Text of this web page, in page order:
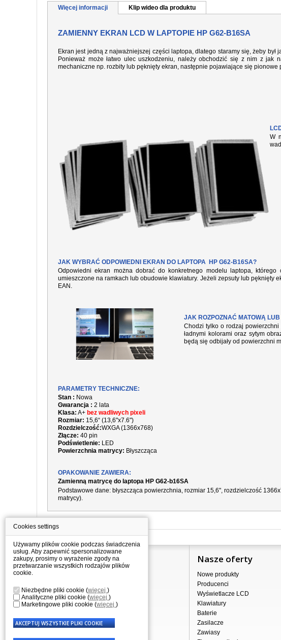
Więcej informacji Klip wideo dla produktu
ZAMIENNY EKRAN LCD W LAPTOPIE HP G62-B16SA
Ekran jest jedną z najważniejszej części laptopa, dlatego staramy się, żeby
Ponieważ może łatwo ulec uszkodzeniu, należy obchodzić się z nim z jak
mechaniczne np. rozbity lub pęknięty ekran, następnie pojawiające się
W
JAK WYBRAĆ ODPOWIEDNI EKRAN DO LAPTOPA HP G62-B16SA?
Odpowiedni ekran można dobrać do konkretnego modelu laptopa,
umieszczone na ramkach lub obudowie klawiatury. Jeżeli zepsuty lub pęknięty
EAN.
JAK ROZPOZNAĆ MATOWĄ
Chodzi tylko o rodzaj powierzchni
ładnymi kolorami oraz sytym
będą się odbijały od powierzchni
PARAMETRY TECHNICZNE:
Stan : Nowa
Gwarancja : 2 lata
Klasa: A+ bez wadliwych pixeli
Rozmiar: 15,6“ (13,6"x7.6")
Rozdzielczość:WXGA (1366x768)
Złącze: 40 pin
Podświetlenie: LED
Powierzchnia matrycy: Błyszcząca
OPAKOWANIE ZAWIERA:
Zamienną matrycę do laptopa HP G62-b16SA
Podstawowe dane: błyszcząca powierzchnia, rozmiar 15,6", rozdzielczość
matrycy).
Informacje
Sprzedaż hurtowa
Nota prawna
Przetwarzanie danych osobowych
Nasze oferty
Nowe produkty
Producenci
Wyświetlacze LCD
Klawiatury
Baterie
Zasilacze
Zawiasy
Cookies settings
Używamy plików cookie podczas świadczenia
usług. Aby zapewnić spersonalizowane
zakupy, prosimy o wyrażenie zgody na
przetwarzanie wszystkich rodzajów plików
cookie.
Niezbędne pliki cookie (więcej )
Analityczne pliki cookie (więcej )
Marketingowe pliki cookie (więcej )